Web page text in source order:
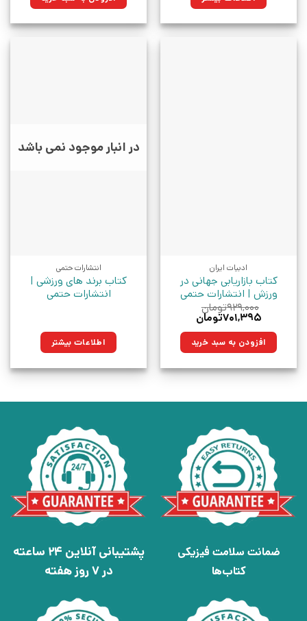
بود.
ادبیات ایران
کتاب بازاریابی جهانی در
ورزش | انتشارات حتمی
۹۲۹,۰۰۰تومان
قیمت
۹۲۹,۰۰۰تومان
بود.
۷۰۱,۳۹۵تومان
۷۰۱,۳۹۵تومان.افزودن به سبد خرید
در انبار موجود نمی باشد
انتشارات حتمی
کتاب برند های ورزشی |
انتشارات حتمی
اطلاعات بیشتر
ضمانت سلامت فیزیکی
کتاب‌ها
پشتیبانی آنلاین 24 ساعته
در 7 روز هفته